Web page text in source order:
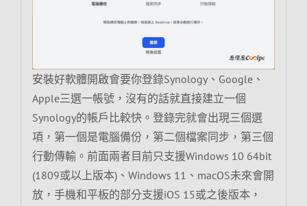
安裝好軟體開啟會要你登錄Synology、Google、
Apple三選一帳號，沒有的話就直接建立一個
Synology的帳戶比較快。登錄完就會出現三個選
項，第一個是電腦備份，第二個檔案同步，第三個
行動傳輸。前面兩者目前只支援Windows 10 64bit
(1809或以上版本)、Windows 11、macOS未來會開
放，手機和平板的部分支援iOS 15或之後版本，